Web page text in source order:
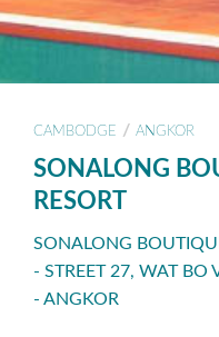
CAMBODGE / ANGKOR
SONALONG
RESORT
SONALONG
- STREET 27, WAT BO
- ANGKOR